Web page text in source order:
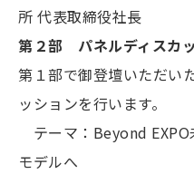
所 代表取締役社長
第２部 パネルディスカ
第１部で御登壇いただい
ッションを行います。
テーマ：Beyond EXPO
モデルへ